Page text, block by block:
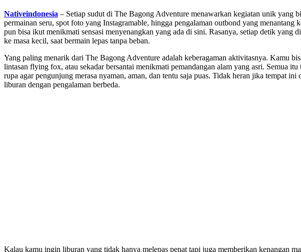
Nativeindonesia – Setiap sudut di The Bagong Adventure menawarkan kegiatan unik yang
permainan seru, spot foto yang Instagramable, hingga pengalaman outbond yang menantang
pun bisa ikut menikmati sensasi menyenangkan yang ada di sini. Rasanya, setiap detik yang
ke masa kecil, saat bermain lepas tanpa beban.
Yang paling menarik dari The Bagong Adventure adalah keberagaman aktivitasnya. Kamu
lintasan flying fox, atau sekadar bersantai menikmati pemandangan alam yang asri. Semua
rupa agar pengunjung merasa nyaman, aman, dan tentu saja puas. Tidak heran jika tempat
liburan dengan pengalaman berbeda.
Kalau kamu ingin liburan yang tidak hanya melepas penat tapi juga memberikan kenangan